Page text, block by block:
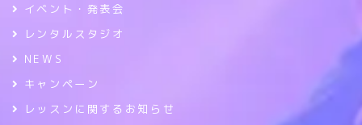
イベント・発表会
レンタルスタジオ
NEWS
キャンペーン
レッスンに関するお知らせ